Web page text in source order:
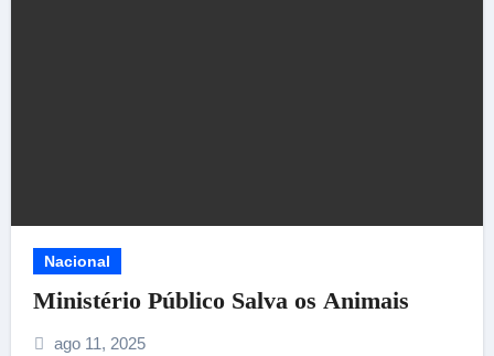
Nacional
Ministério Público Salva os Animais
ago 11, 2025